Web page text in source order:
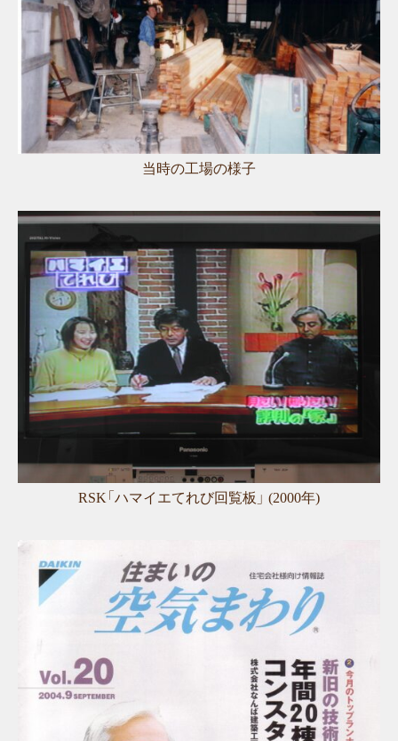
当時の工場の様子
RSK「ハマイエてれび回覧板」 (2000年)